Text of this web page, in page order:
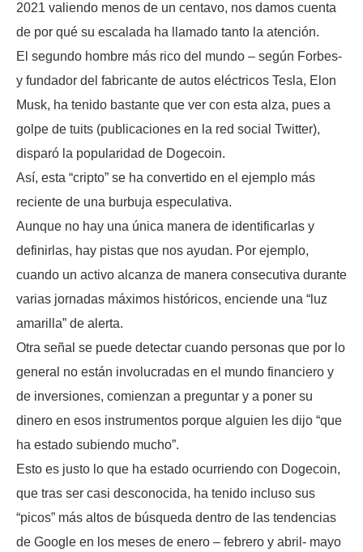
2021 valiendo menos de un centavo, nos damos cuenta
de por qué su escalada ha llamado tanto la atención.
El segundo hombre más rico del mundo – según Forbes-
y fundador del fabricante de autos eléctricos Tesla, Elon
Musk, ha tenido bastante que ver con esta alza, pues a
golpe de tuits (publicaciones en la red social Twitter),
disparó la popularidad de Dogecoin.
Así, esta “cripto” se ha convertido en el ejemplo más
reciente de una burbuja especulativa.
Aunque no hay una única manera de identificarlas y
definirlas, hay pistas que nos ayudan. Por ejemplo,
cuando un activo alcanza de manera consecutiva durante
varias jornadas máximos históricos, enciende una “luz
amarilla” de alerta.
Otra señal se puede detectar cuando personas que por lo
general no están involucradas en el mundo financiero y
de inversiones, comienzan a preguntar y a poner su
dinero en esos instrumentos porque alguien les dijo “que
ha estado subiendo mucho”.
Esto es justo lo que ha estado ocurriendo con Dogecoin,
que tras ser casi desconocida, ha tenido incluso sus
“picos” más altos de búsqueda dentro de las tendencias
de Google en los meses de enero – febrero y abril- mayo